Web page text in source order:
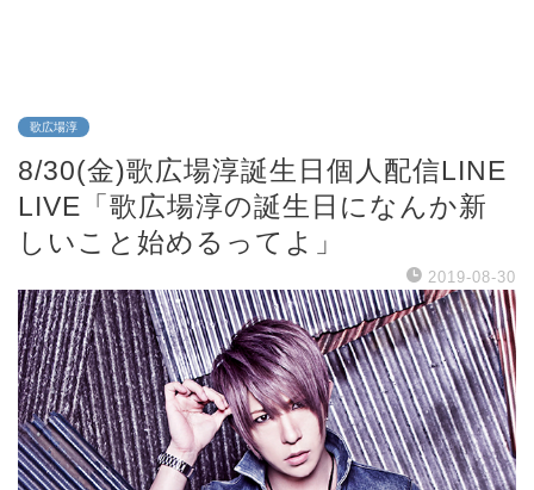
歌広場淳
8/30(金)歌広場淳誕生日個人配信LINE
LIVE「歌広場淳の誕生日になんか新
しいこと始めるってよ」
2019-08-30